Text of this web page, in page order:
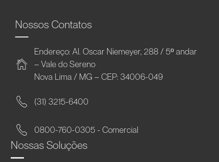
Nossos Contatos
Endereço: Al. Oscar Niemeyer, 288 / 5º andar
– Vale do Sereno
Nova Lima / MG – CEP: 34006-049
(31) 3215-6400
0800-760-0305 - Comercial
Nossas Soluções